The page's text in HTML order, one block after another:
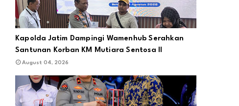
Kapolda Jatim Dampingi Wamenhub Serahkan
Santunan Korban KM Mutiara Sentosa II
August 04, 2026